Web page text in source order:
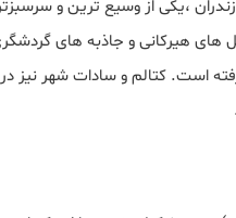
،یکی از وسیع ترین و
های هیرکانی و جاذبه‌ های
است. کتالم و سادات‌ شهر